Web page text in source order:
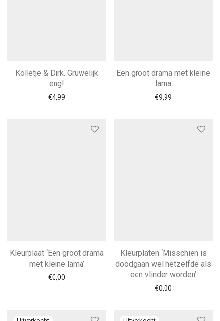
Kolletje & Dirk. Gruwelijk
eng!
€4,99
Een groot drama met kleine
lama
€9,99
Kleurplaat ‘Een groot drama
met kleine lama’
€0,00
Kleurplaten ‘Misschien is
doodgaan wel hetzelfde als
een vlinder worden’
€0,00